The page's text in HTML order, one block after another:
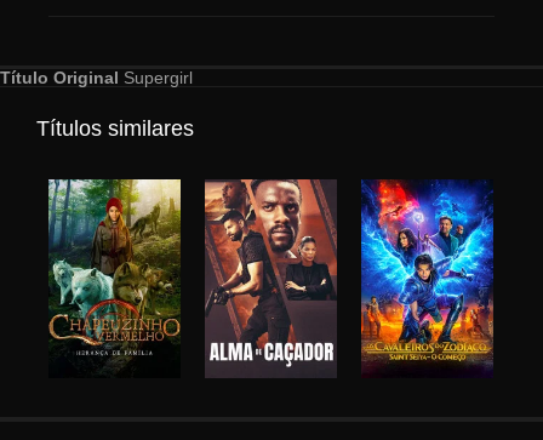
Título Original Supergirl
Títulos similares